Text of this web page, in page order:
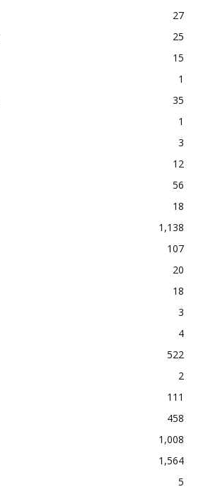
27
25
15
1
35
1
3
12
56
18
1,138
107
20
18
3
4
522
2
111
458
1,008
1,564
5